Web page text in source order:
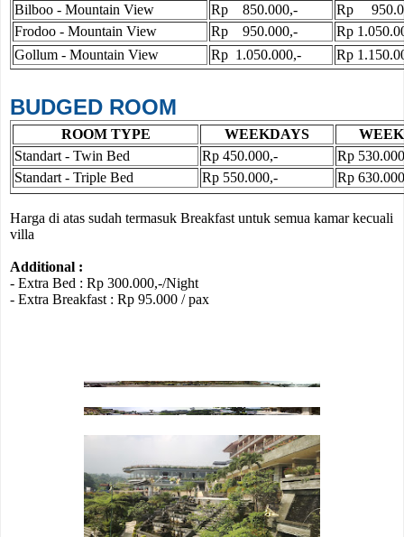
Bilboo - Mountain View
Rp 850.000,-
Rp
Frodoo - Mountain View
Rp 950.000,-
Rp
Gollum - Mountain View
Rp 1.050.000,- Rp
BUDGED ROOM
ROOM TYPE WEEKDAYS
Standart - Twin Bed
Rp 450.000,-
Rp
Standart - Triple Bed
Rp 550.000,- Rp
Harga di atas sudah termasuk Breakfast untuk semua kamar kecuali
villa
Additional :
- Extra Bed : Rp 300.000,-/Night
- Extra Breakfast : Rp 95.000 / pax